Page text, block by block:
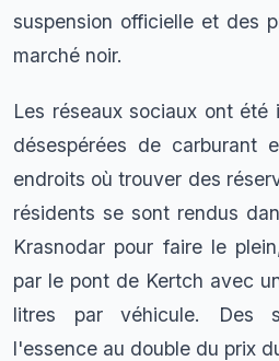
suspension officielle et des
marché noir.
Les réseaux sociaux ont été
désespérées de carburant
endroits où trouver des
résidents se sont rendus
Krasnodar pour faire le
par le pont de Kertch avec
litres par véhicule. Des
l'essence au double du prix